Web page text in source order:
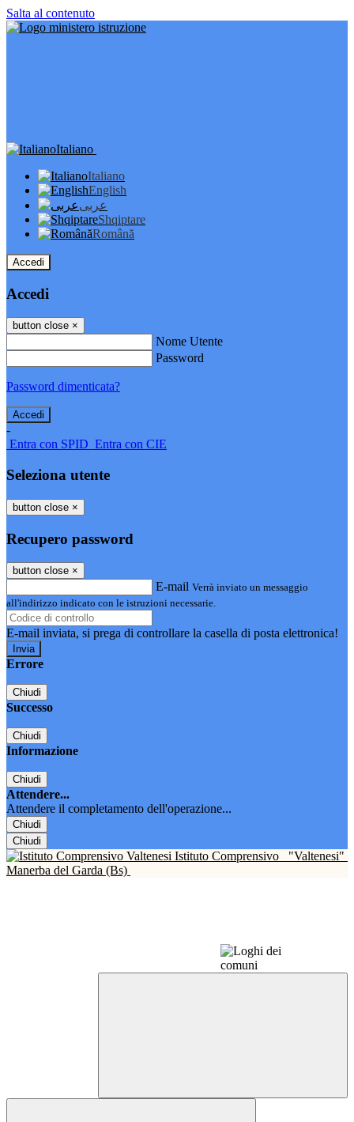
Salta al contenuto
Italiano
Italiano
English
عربى
Shqiptare
Română
Accedi
Accedi
button close ×
Nome Utente
Password
Password dimenticata?
-
Entra con SPID Entra con CIE
Seleziona utente
button close ×
Recupero password
button close ×
E-mail Verrà inviato un messaggio
all'indirizzo indicato con le istruzioni necessarie.
E-mail inviata, si prega di controllare la casella di posta elettronica!
Errore
Chiudi
Successo
Chiudi
Informazione
Chiudi
Attendere...
Attendere il completamento dell'operazione...
Chiudi
Chiudi
Istituto Comprensivo
"Valtenesi"
Manerba del Garda (Bs)